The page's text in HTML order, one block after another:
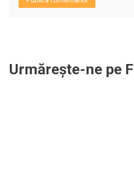
Urmărește-ne pe